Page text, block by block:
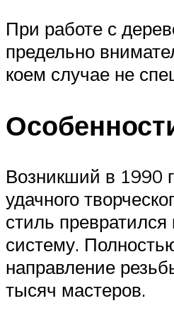
При работе с
предельно
коем случае не
Возникший в 1990
удачного
стиль
систему.
направление
тысяч мастеров.